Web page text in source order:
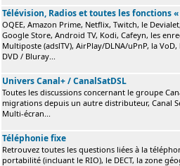
Télévision, Radios et toutes les fonctions
OQEE, Amazon Prime, Netflix, Twitch, le
Google Store, Android TV, Kodi, Cafeyn, les
Multiposte (adslTV), AirPlay/DLNA/uPnP, la
DVD / Bluray...
Univers Canal+ / CanalSatDSL
Toutes les discussions concernant le groupe
migrations depuis un autre distributeur, Canal
Multi-écran...
Téléphonie fixe
Retrouvez toutes les questions liées à la
portabilité (incluant le RIO), le DECT, la zone